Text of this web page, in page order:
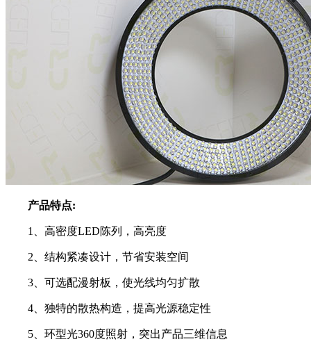
产品特点:
1、高密度LED陈列，高亮度
2、结构紧凑设计，节省安装空间
3、可选配漫射板，使光线均匀扩散
4、独特的散热构造，提高光源稳定性
5、环型光360度照射，突出产品三维信息